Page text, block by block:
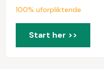
100% uforpliktende
Start her >>